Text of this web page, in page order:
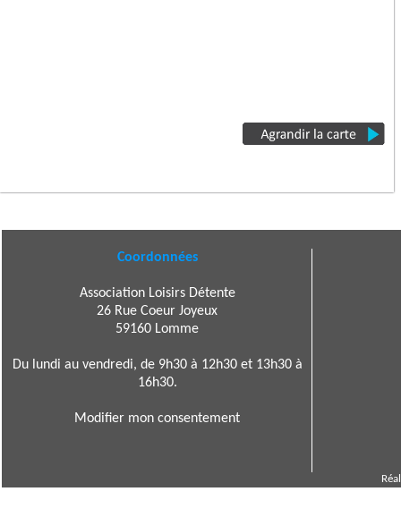
Coordonnées
Association Loisirs Détente
26 Rue Coeur Joyeux
59160 Lomme
Du lundi au vendredi, de 9h30 à 12h30 et 13h30 à
16h30.
Modifier mon consentement